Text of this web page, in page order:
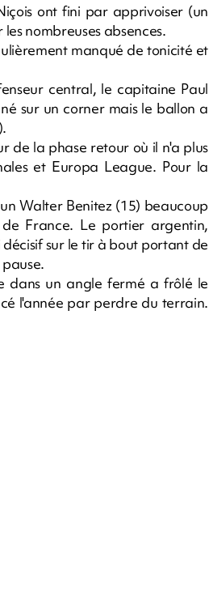
ont fini par apprivoiser (un
nombreuses absences.
manqué de tonicité et
central, le capitaine Paul
sur un corner mais le ballon a
de la phase retour où il n'a plus
et Europa League. Pour la
Walter Benitez (15) beaucoup
France. Le portier argentin,
sur le tir à bout portant de
dans un angle fermé a frôlé le
l'année par perdre du terrain.